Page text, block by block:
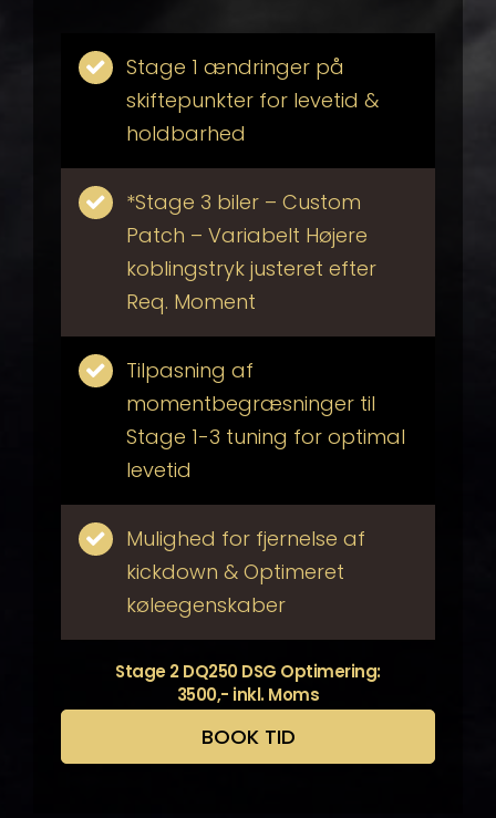
Stage 1 ændringer på
skiftepunkter for levetid &
holdbarhed
*Stage 3 biler – Custom
Patch – Variabelt Højere
koblingstryk justeret efter
Req. Moment
Tilpasning af
momentbegræsninger til
Stage 1-3 tuning for optimal
levetid
Mulighed for fjernelse af
kickdown & Optimeret
køleegenskaber
Stage 2 DQ250 DSG Optimering:
3500,- inkl. Moms
BOOK TID